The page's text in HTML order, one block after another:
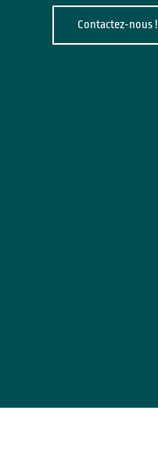
Contactez-nous !